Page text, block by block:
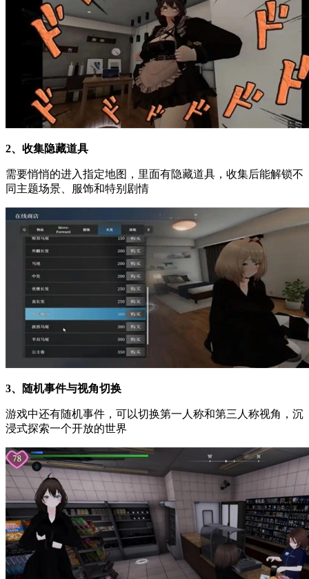
2、收集隐藏道具
需要悄悄的进入指定地图，里面有隐藏道具，收集后能解锁不
同主题场景、服饰和特别剧情
3、随机事件与视角切换
游戏中还有随机事件，可以切换第一人称和第三人称视角，沉
浸式探索一个开放的世界